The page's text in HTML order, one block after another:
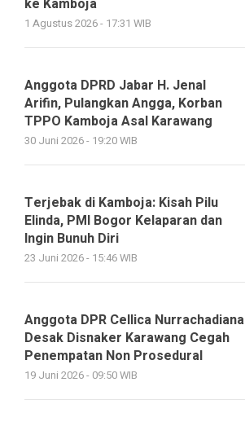
1 Agustus 2026 - 17:31 WIB
Anggota DPRD Jabar H. Jenal
Arifin, Pulangkan Angga, Korban
TPPO Kamboja Asal Karawang
30 Juni 2026 - 19:20 WIB
Terjebak di Kamboja: Kisah Pilu
Elinda, PMI Bogor Kelaparan dan
Ingin Bunuh Diri
23 Juni 2026 - 15:46 WIB
Anggota DPR Cellica Nurrachadiana
Desak Disnaker Karawang Cegah
Penempatan Non Prosedural
19 Juni 2026 - 09:50 WIB